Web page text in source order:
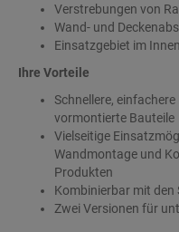
Verstrebungen von
Wand- und
Einsatzgebiet im
Ihre Vorteile
Schnellere,
vormontierte Bauteile
Vielseitige
Wandmontage und
Produkten
Kombinierbar mit den
Zwei Versionen für